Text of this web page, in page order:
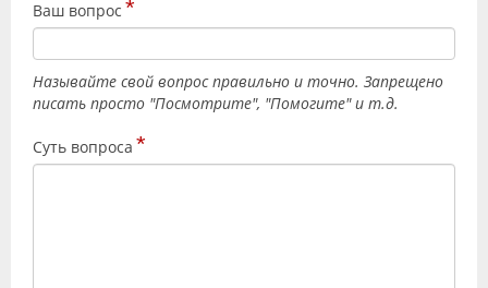
Специалисты
Галерея
Лаборатории
Ваш вопрос *
Называйте свой вопрос правильно и точно. Запрещено
писать просто "Посмотрите", "Помогите" и т.д.
Суть вопроса *